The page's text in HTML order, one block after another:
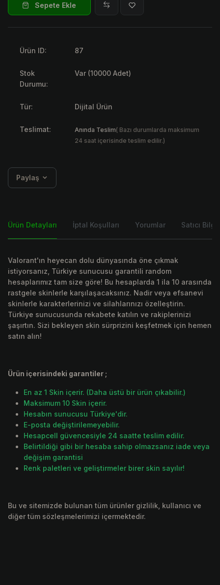
Sepete Ekle
Ürün ID: 87
Stok
Durumu:
Var (10000 Adet)
Tür: Dijital Ürün
Teslimat: Anında Teslim( Bazı durumlarda maksimum
24 saat içerisinde teslim edilir.)
Paylaş
Ürün Detayları İptal Koşulları Yorumlar Satıcı
Valorant'ın heyecan dolu dünyasında öne çıkmak
istiyorsanız, Türkiye sunucusu garantili random
hesaplarımız tam size göre! Bu hesaplarda 1 ila 10 arasında
rastgele skinlerle karşılaşacaksınız. Nadir veya efsanevi
skinlerle karakterlerinizi ve silahlarınızı özelleştirin.
Türkiye sunucusunda rekabete katılın ve rakiplerinizi
şaşırtın. Sizi bekleyen skin sürprizini keşfetmek için hemen
satın alın!
Ürün içerisindeki garantiler ;
En az 1 Skin içerir. (Daha üstü bir ürün çıkabilir.)
Maksimum 10 Skin içerir.
Hesabın sunucusu Türkiye'dir.
E-posta değiştirilemeyebilir.
Hesapcell güvencesiyle 24 saatte teslim edilir.
Belirtildiği gibi bir hesaba sahip olmazsanız iade veya
değişim garantisi
Renk paletleri ve geliştirmeler birer skin sayılır!
Bu ve sitemizde bulunan tüm ürünler gizlilik, kullanıcı ve
diğer tüm sözleşmelerimizi içermektedir.